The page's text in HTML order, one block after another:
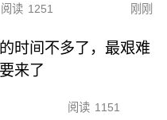
阅读 1251 刚刚
时间不多了，最艰难
来了
阅读 1151